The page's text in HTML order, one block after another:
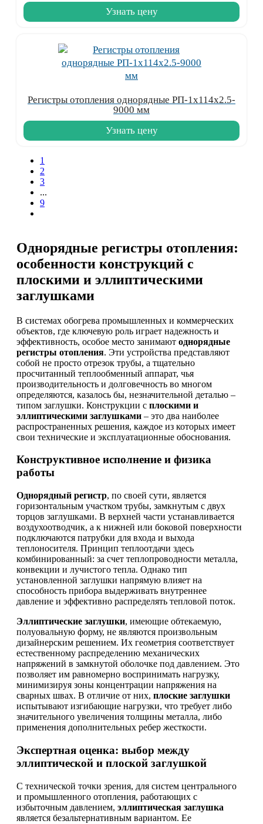
Узнать цену
Регистры отопления однорядные РП-1x114x2.5-
9000 мм
Узнать цену
1
2
3
...
9
Однорядные регистры отопления:
особенности конструкций с
плоскими и эллиптическими
заглушками
В системах обогрева промышленных и коммерческих
объектов, где ключевую роль играет надежность и
эффективность, особое место занимают однорядные
регистры отопления. Эти устройства представляют
собой не просто отрезок трубы, а тщательно
просчитанный теплообменный аппарат, чья
производительность и долговечность во многом
определяются, казалось бы, незначительной деталью –
типом заглушки. Конструкции с плоскими и
эллиптическими заглушками – это два наиболее
распространенных решения, каждое из которых имеет
свои технические и эксплуатационные обоснования.
Конструктивное исполнение и физика
работы
Однорядный регистр, по своей сути, является
горизонтальным участком трубы, замкнутым с двух
торцов заглушками. В верхней части устанавливается
воздухоотводчик, а к нижней или боковой поверхности
подключаются патрубки для входа и выхода
теплоносителя. Принцип теплоотдачи здесь
комбинированный: за счет теплопроводности металла,
конвекции и лучистого тепла. Однако тип
установленной заглушки напрямую влияет на
способность прибора выдерживать внутреннее
давление и эффективно распределять тепловой поток.
Эллиптические заглушки, имеющие обтекаемую,
полуовальную форму, не являются произвольным
дизайнерским решением. Их геометрия соответствует
естественному распределению механических
напряжений в замкнутой оболочке под давлением. Это
позволяет им равномерно воспринимать нагрузку,
минимизируя зоны концентрации напряжения на
сварных швах. В отличие от них, плоские заглушки
испытывают изгибающие нагрузки, что требует либо
значительного увеличения толщины металла, либо
применения дополнительных ребер жесткости.
Экспертная оценка: выбор между
эллиптической и плоской заглушкой
С технической точки зрения, для систем центрального
и промышленного отопления, работающих с
избыточным давлением, эллиптическая заглушка
является безальтернативным вариантом. Ее